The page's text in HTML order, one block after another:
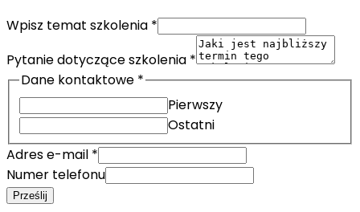
Wpisz temat szkolenia *
Pytanie dotyczące szkolenia *
Dane kontaktowe *
Pierwszy
Ostatni
Adres e-mail *
Numer telefonu
Prześlij